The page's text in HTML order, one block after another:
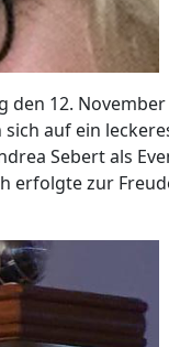
12.
auf ein
Sebert als
erfolgte zur